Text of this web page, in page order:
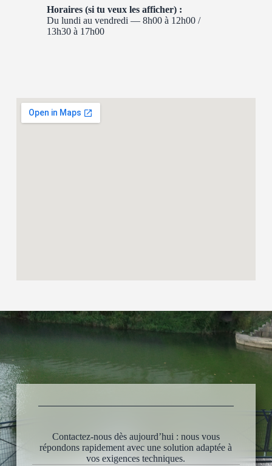
Horaires (si tu veux les afficher) :
Du lundi au vendredi — 8h00 à 12h00 /
13h30 à 17h00
Contactez-nous dès aujourd’hui : nous vous
répondons rapidement avec une solution adaptée à
vos exigences techniques.